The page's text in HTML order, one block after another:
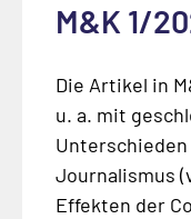
M&K 1/
Die Artikel in
u. a. mit
Journalismus
Effekten der